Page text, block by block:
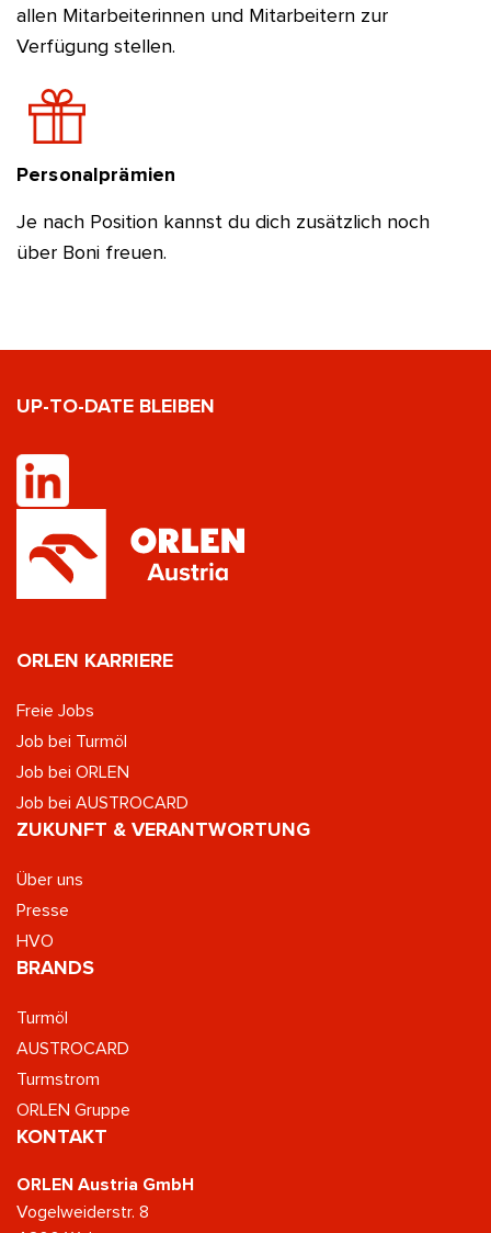
allen Mitarbeiterinnen und Mitarbeitern zur
Verfügung stellen.
Personalprämien
Je nach Position kannst du dich zusätzlich noch
über Boni freuen.
UP-TO-DATE BLEIBEN
ORLEN KARRIERE
Freie Jobs
Job bei Turmöl
Job bei ORLEN
Job bei AUSTROCARD
ZUKUNFT & VERANTWORTUNG
Über uns
Presse
HVO
BRANDS
Turmöl
AUSTROCARD
Turmstrom
ORLEN Gruppe
KONTAKT
ORLEN Austria GmbH
Vogelweiderstr. 8